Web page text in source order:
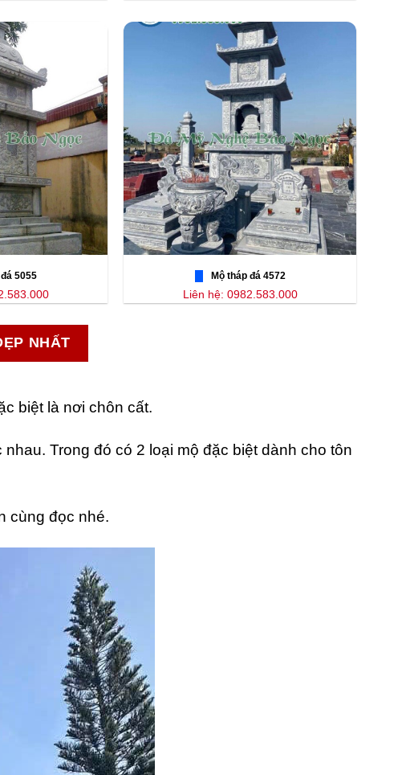
5055 Mộ tháp đá 4572
Liên hệ: 0982.583.000
NHẤT
biệt là nơi chôn cất.
Trong đó có 2 loại mộ đặc biệt dành cho tôn
cùng đọc nhé.